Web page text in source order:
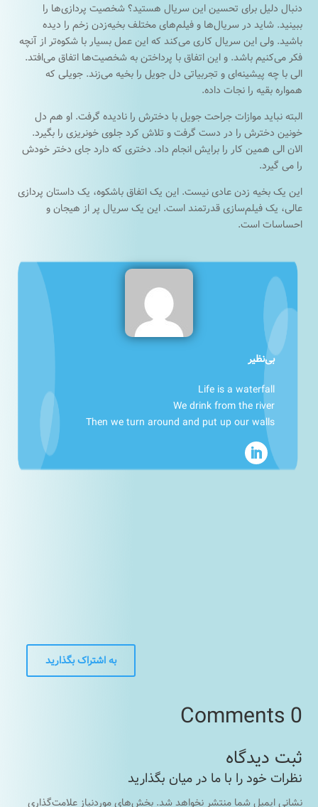
دنبال دلیل برای تحسین این سریال هستید؟ شخصیت پردازی‌ها را
ببینید. شاید در سریال‌ها و فیلم‌های مختلف بخیه‌زدن زخم را دیده
باشید. ولی این سریال کاری می‌کند که این عمل بسیار با شکوه‌تر از آنچه
فکر می‌کنیم باشد. و این اتفاق با پرداختن به شخصیت‌ها اتفاق می‌افتد.
الی با چه پیشینه‌ای و تجربیاتی دل جويل را بخیه می‌زند. جويلی که
همواره بقیه را نجات داده.
البته نباید موازات جراحت جويل با دخترش را نادیده گرفت. او هم دل
خونین دخترش را در دست گرفت و تلاش کرد جلوی خونریزی را بگیرد.
الان الی همین کار را برایش انجام داد. دختری که دارد جای دختر خودش
را می گیرد.
این یک بخیه زدن عادی نیست. این یک اتفاق باشکوه، یک داستان پردازی
عالی، یک فیلم‌سازی قدرتمند است. این یک سریال پر از هیجان و
احساسات است.
بی‌نظیر
Life is a waterfall
We drink from the river
Then we turn around and put up our walls
به اشتراک بگذارید
0 Comments
نشانی ایمیل شما منتشر نخواهد شد. بخش‌های موردنیاز علامت‌گذاری